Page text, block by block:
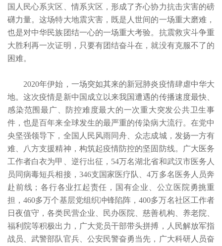
国人民心系灾区、情系灾区，形成了齐心协力抗击灾害的磅
礴力量。这场特大地震灾害，既是人世间的一场重大磨难，
也是对中华民族团结一心的一场重大考验。抗震救灾斗争重
大胜利再一次证明，只要有团结奋斗在，就没有克服不了的
困难。
2020年伊始，一场突如其来的新冠肺炎疫情肆虐中华大
地。这次疫情是新中国成立以来我国遭遇的传播速度最快、
感染范围最广、防控难度最大的一次重大突发公共卫生事
件，也是百年来全球发生的最严重的传染病大流行。在党中
央坚强领导下，全国人民风雨同舟、众志成城，发扬一方有
难、八方支援精神，构筑起疫情防控的坚固防线。广大医务
工作者白衣为甲、逆行出征，54万名湖北省和武汉市医务人
员同病毒短兵相接，346支国家医疗队、4万多名医务人员奔
赴前线；各行各业扛起责任，国有企业、公立医院勇挑重
担，460多万个基层党组织冲锋陷阵，400多万名社区工作者
日夜值守，各类民营企业、民办医院、慈善机构、养老院、
福利院等积极出力，广大党员干部带头拼搏，人民解放军指
战员、武警部队官兵、公安民警奋勇当先，广大科研人员奋